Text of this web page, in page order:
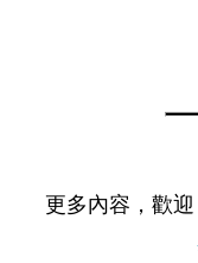
更多內容，歡迎